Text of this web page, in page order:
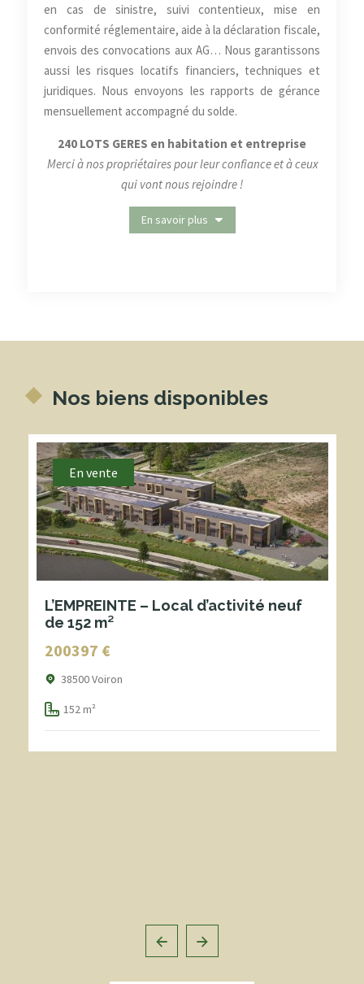
en cas de sinistre, suivi contentieux, mise en
conformité réglementaire, aide à la déclaration fiscale,
envois des convocations aux AG… Nous garantissons
aussi les risques locatifs financiers, techniques et
juridiques. Nous envoyons les rapports de gérance
mensuellement accompagné du solde.
240 LOTS GERES en habitation et entreprise
Merci à nos propriétaires pour leur confiance et à ceux
qui vont nous rejoindre !
En savoir plus
Nos biens disponibles
En vente
L’EMPREINTE – Local d’activité neuf
de 152 m²
200397 €
38500 Voiron
152 m²